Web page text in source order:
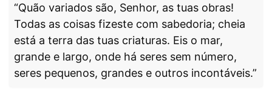
“Quão variados são, Senhor, as tuas obras!
Todas as coisas fizeste com sabedoria; cheia
está a terra das tuas criaturas. Eis o mar,
grande e largo, onde há seres sem número,
seres pequenos, grandes e outros incontáveis.”